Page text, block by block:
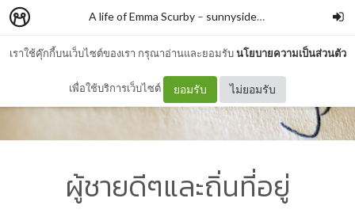
เราใช้คุ๊กกี้บนเว็บไซต์ของเรา กรุณาอ่านและยอมรับนโยบายความเป็นส่วนตัว
เพื่อใช้บริการเว็บไซต์ ยอมรับ ไม่ยอมรับ
A life of Emma Scurby – sunnyside1909
ผู้ชายดีๆและถิ่นที่อยู่